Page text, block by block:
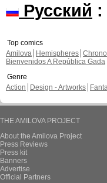
Русский :
Top comics
Amilova
Hemispheres
Bienvenidos A República Gada
Genre
Action
Design - Artworks
THE AMILOVA PROJECT
About the Amilova Project
Press Reviews
Press kit
Banners
Advertise
Official Partners